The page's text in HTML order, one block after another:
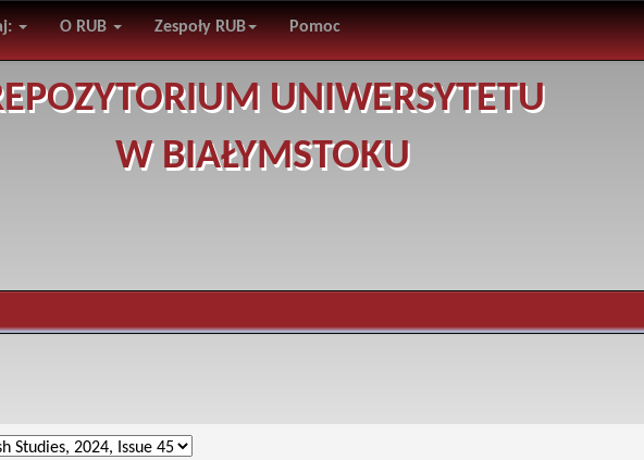
O RUB Zespoły RUB Pomoc
UNIWERSYTETU
W BIAŁYMSTOKU